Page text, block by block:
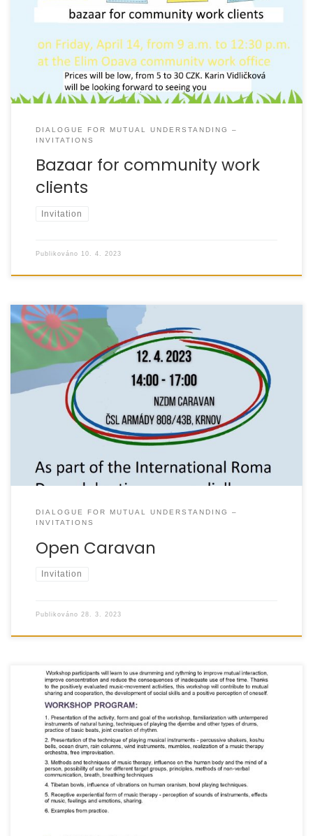
DIALOGUE FOR MUTUAL UNDERSTANDING –
INVITATIONS
Bazaar for community work
clients
Invitation
Publikováno 10. 4. 2023
DIALOGUE FOR MUTUAL UNDERSTANDING –
INVITATIONS
Open Caravan
Invitation
Publikováno 28. 3. 2023